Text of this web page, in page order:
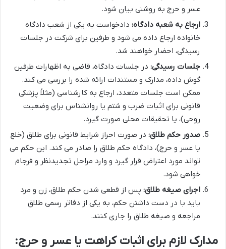
عسر و حرج به روشنی بیان شود.
ارجاع به شعبه دادگاه: دادخواست به یکی از شعب دادگاه
خانواده ارجاع داده می شود و طرفین برای شرکت در جلسات
رسیدگی، احضار خواهند شد.
جلسات رسیدگی: در جلسات دادگاه، قاضی به اظهارات طرفین
گوش داده، مدارک و مستندات ارائه شده را بررسی می کند.
ممکن است جلسات متعدد، ارجاع به کارشناسی (مثلاً پزشکی
قانونی برای اثبات ضرب و شتم یا روانشناس برای وضعیت
روحی)، یا تحقیقات محلی صورت گیرد.
صدور حکم طلاق: در صورت احراز شرایط قانونی برای طلاق (خلع
یا عسر و حرج)، دادگاه حکم طلاق را صادر می کند. این حکم می
تواند مورد اعتراض قرار گیرد و وارد مراحل تجدیدنظر و فرجام
خواهی شود.
اجرای صیغه طلاق: پس از قطعی شدن حکم طلاق، زن و مرد
باید با در دست داشتن حکم، به یکی از دفاتر رسمی طلاق
مراجعه و صیغه طلاق را جاری کنند.
مدارک لازم برای اثبات کراهت یا عسر و حرج: